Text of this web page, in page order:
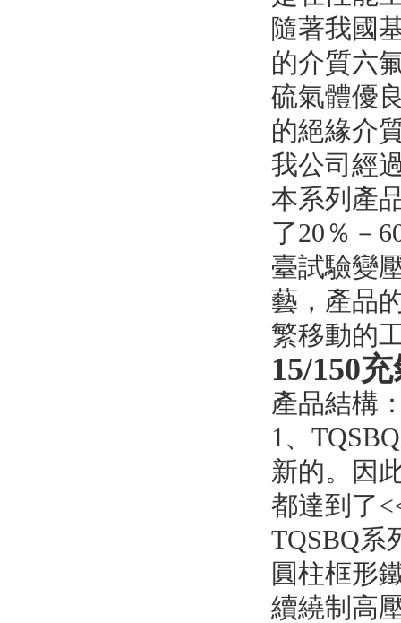
隨著我國
的介質六
硫氣體優
的絕緣介
我公司經
本系列產
了20％－
臺試驗變
藝，產品
繁移動的
15/150
產品結構
1 、
新的。因
都達到了
TQSBQ系
圓柱框形
續繞制高